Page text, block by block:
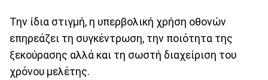
Την ίδια στιγμή, η υπερβολική χρήση οθονών
επηρεάζει τη συγκέντρωση, την ποιότητα της
ξεκούρασης αλλά και τη σωστή διαχείριση του
χρόνου μελέτης.